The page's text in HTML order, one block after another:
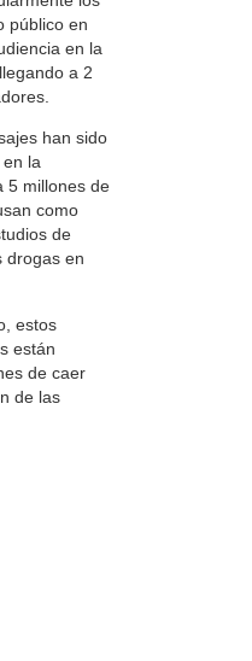
público en
en la
a 2
han sido
en la
5 millones de
como
de
drogas en
estos
están
de caer
de las